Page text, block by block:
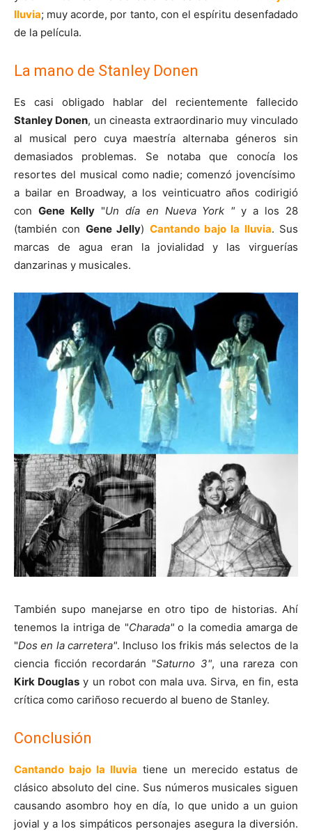
lluvia; muy acorde, por tanto, con el espíritu desenfadado
de la película.
La mano de Stanley Donen
Es casi obligado hablar del recientemente fallecido
Stanley Donen, un cineasta extraordinario muy vinculado
al musical pero cuya maestría alternaba géneros sin
demasiados problemas. Se notaba que conocía los
resortes del musical como nadie; comenzó jovencísimo
a bailar en Broadway, a los veinticuatro años codirigió
con Gene Kelly"Un día en Nueva York "y a los 28
(también con Gene Jelly) Cantando bajo la lluvia. Sus
marcas de agua eran la jovialidad y las virguerías
danzarinas y musicales.
También supo manejarse en otro tipo de historias. Ahí
tenemos la intriga de "Charada"o la comedia amarga de
"Dos en la carretera". Incluso los frikis más selectos de la
ciencia ficción recordarán "Saturno 3", una rareza con
Kirk Douglas y un robot con mala uva. Sirva, en fin, esta
crítica como cariñoso recuerdo al bueno de Stanley.
Conclusión
Cantando bajo la lluvia tiene un merecido estatus de
clásico absoluto del cine. Sus números musicales siguen
causando asombro hoy en día, lo que unido a un guion
jovial y a los simpáticos personajes asegura la diversión.